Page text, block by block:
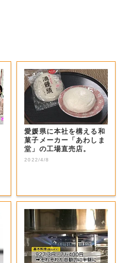
愛媛県に本社を構える和
菓子メーカー「あわしま
堂」の工場直売店。
2022/4/8